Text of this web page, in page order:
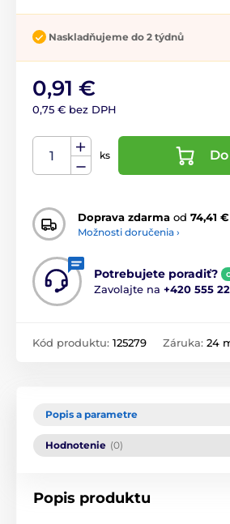
Naskladňujeme do 2 týdnů
0,91 €
0,75 € bez DPH
ks
Doprava zdarma od 74,41 €
Možnosti doručenia ›
Potrebujete poradiť?
Zavolajte na +420 555
Kód produktu: 125279 Záruka: 24
Popis a parametre
Hodnotenie (0)
Popis produktu